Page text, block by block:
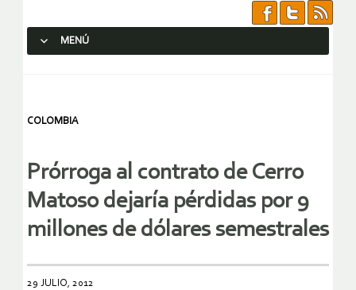
MENÚ
COLOMBIA
Prórroga al contrato de Cerro
Matoso dejaría pérdidas por 9
millones de dólares semestrales
29 JULIO, 2012